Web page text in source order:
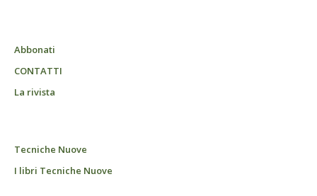
Abbonati
CONTATTI
La rivista
Tecniche Nuove
I libri Tecniche Nuove